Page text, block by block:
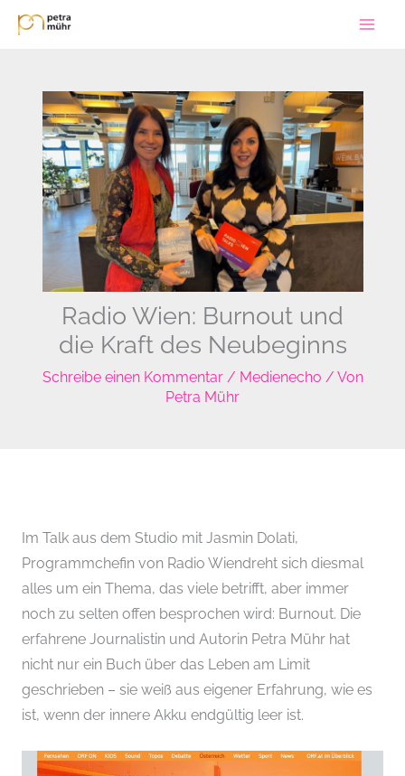
Zum
Inhalt
Radio Wien: Burnout und
die Kraft des Neubeginns
Schreibe einen Kommentar / Medienecho / Von
Petra Mühr
Im Talk aus dem Studio mit Jasmin Dolati,
Programmchefin von Radio Wiendreht sich diesmal
alles um ein Thema, das viele betrifft, aber immer
noch zu selten offen besprochen wird: Burnout. Die
erfahrene Journalistin und Autorin Petra Mühr hat
nicht nur ein Buch über das Leben am Limit
geschrieben – sie weiß aus eigener Erfahrung, wie es
ist, wenn der innere Akku endgültig leer ist.